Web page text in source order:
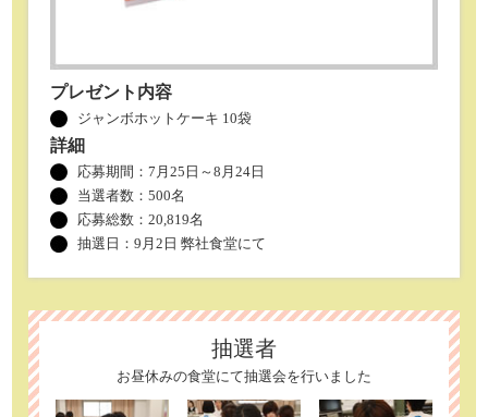
プレゼント内容
ジャンボホットケーキ 10袋
詳細
応募期間：7月25日～8月24日
当選者数：500名
応募総数：20,819名
抽選日：9月2日 弊社食堂にて
抽選者
お昼休みの食堂にて抽選会を行いました